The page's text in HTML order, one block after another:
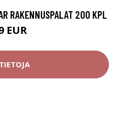
RAKENNUSPALAT 200 KPL
EUR